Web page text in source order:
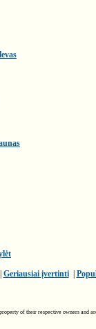
Geriausiai įvertinti|
of their respective owners and